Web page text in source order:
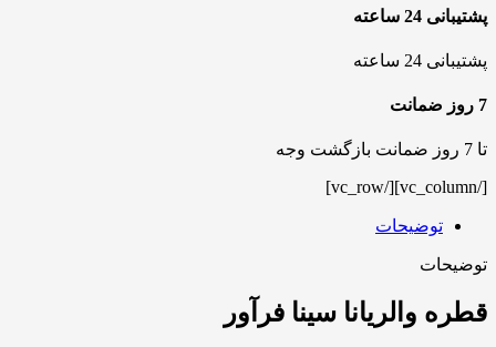
پشتیبانی 24 ساعته
پشتیبانی 24 ساعته
7 روز ضمانت
تا 7 روز ضمانت بازگشت وجه
[/vc_column][/vc_row]
توضیحات
توضیحات
قطره والریانا سینا فرآور